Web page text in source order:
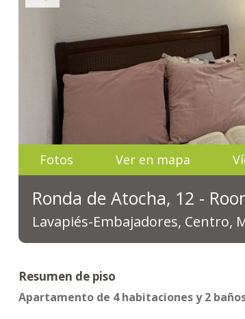
Fotos Ver en mapa
Ronda de Atocha, 12 -
Lavapiés-Embajadores, Centro,
Resumen de piso
Apartamento de 4 habitaciones y 2